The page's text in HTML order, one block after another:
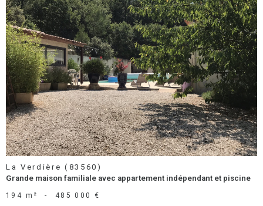
voir le
bien
La Verdière (83560)
Grande maison familiale avec appartement indépendant et piscine
194 m² - 485 000 €